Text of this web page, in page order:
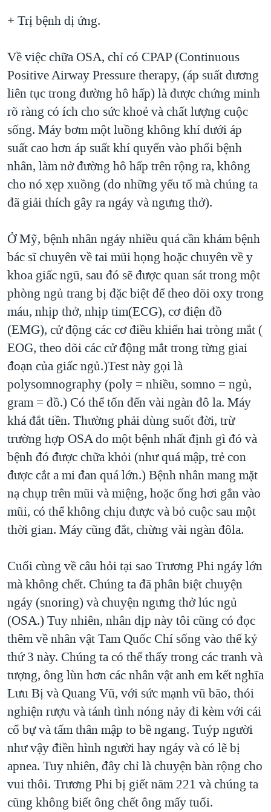
+ Trị bệnh dị ứng.
Về việc chữa OSA, chỉ có CPAP (Continuous
Positive Airway Pressure therapy, (áp suất dương
liên tục trong đường hô hấp) là được chứng minh
rõ ràng có ích cho sức khoẻ và chất lượng cuộc
sống. Máy bơm một luồng không khí dưới áp
suất cao hơn áp suất khí quyển vào phổi bệnh
nhân, làm nở đường hô hấp trên rộng ra, không
cho nó xẹp xuồng (do những yếu tố mà chúng ta
đã giải thích gây ra ngáy và ngưng thở).
Ở Mỹ, bệnh nhân ngáy nhiều quá cần khám bệnh
bác sĩ chuyên về tai mũi họng hoặc chuyên về y
khoa giấc ngũ, sau đó sẽ được quan sát trong một
phòng ngủ trang bị đặc biệt để theo dõi oxy trong
máu, nhịp thở, nhịp tim(ECG), cơ điện đồ
(EMG), cử động các cơ điều khiển hai tròng mắt (
EOG, theo dõi các cử động mắt trong từng giai
đoạn của giấc ngủ.)Test này gọi là
polysomnography (poly = nhiều, somno = ngủ,
gram = đồ.) Có thể tốn đến vài ngàn đô la. Máy
khá đắt tiền. Thường phải dùng suốt đời, trừ
trường hợp OSA do một bệnh nhất định gì đó và
bệnh đó được chữa khỏi (như quá mập, trẻ con
được cắt a mi đan quá lớn.) Bệnh nhân mang mặt
nạ chụp trên mũi và miệng, hoặc ống hơi gắn vào
mũi, có thể không chịu được và bỏ cuộc sau một
thời gian. Máy cũng đắt, chừng vài ngàn đôla.
Cuối cùng về câu hỏi tại sao Trương Phi ngáy lớn
mà không chết. Chúng ta đã phân biệt chuyện
ngáy (snoring) và chuyện ngưng thở lúc ngủ
(OSA.) Tuy nhiên, nhân dịp này tôi cũng có đọc
thêm về nhân vật Tam Quốc Chí sống vào thế kỷ
thứ 3 này. Chúng ta có thể thấy trong các tranh và
tượng, ông lùn hơn các nhân vật anh em kết nghĩa
Lưu Bị và Quang Vũ, với sức mạnh vũ bão, thói
nghiện rượu và tánh tình nóng nảy đi kèm với cái
cổ bự và tấm thân mập to bề ngang. Tuýp người
như vậy điền hình người hay ngáy và có lẽ bị
apnea. Tuy nhiên, đây chỉ là chuyện bàn rộng cho
vui thôi. Trương Phi bị giết năm 221 và chúng ta
cũng không biết ông chết ông mấy tuổi.